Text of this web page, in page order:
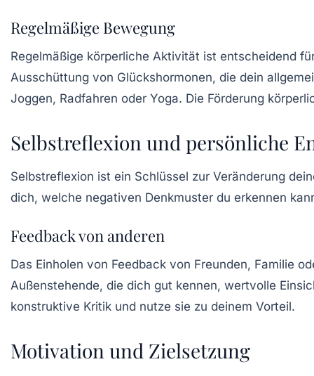
Regelmäßige Bewegung
Regelmäßige körperliche Aktivität ist entscheidend
Ausschüttung von Glückshormonen, die dein
Joggen, Radfahren oder Yoga. Die Förderung
Selbstreflexion und persönliche
Selbstreflexion ist ein Schlüssel zur Veränderung
dich, welche negativen Denkmuster du erkennen
Feedback von anderen
Das Einholen von Feedback von Freunden, Familie
Außenstehende, die dich gut kennen, wertvolle
konstruktive Kritik und nutze sie zu deinem Vorteil.
Motivation und Zielsetzung